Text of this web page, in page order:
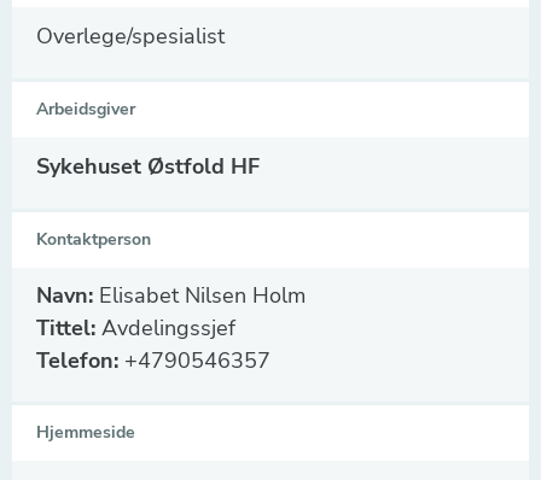
Overlege/spesialist
Arbeidsgiver
Sykehuset Østfold HF
Kontaktperson
Navn: Elisabet Nilsen Holm
Tittel: Avdelingssjef
Telefon: +4790546357
Hjemmeside